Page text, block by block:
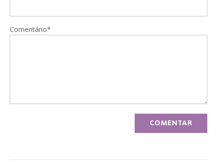
Comentário*